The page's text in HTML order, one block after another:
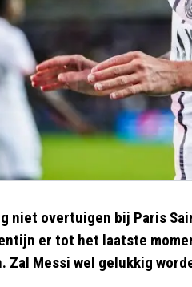
niet overtuigen bij Paris
er tot het laatste
Zal Messi wel gelukkig